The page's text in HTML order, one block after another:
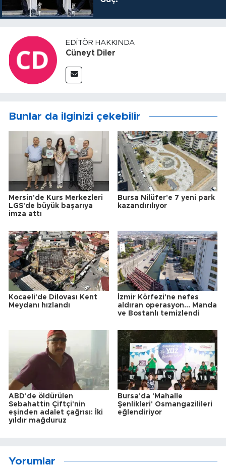
EDITÖR HAKKINDA
Cüneyt Diler
Bunlar da ilginizi çekebilir
Mersin'de Kurs Merkezleri
LGS'de büyük başarıya
imza attı
Bursa Nilüfer'e 7 yeni park
kazandırılıyor
Kocaeli'de Dilovası Kent
Meydanı hızlandı
İzmir Körfezi'ne nefes
aldıran operasyon... Manda
ve Bostanlı temizlendi
ABD'de öldürülen
Sebahattin Çiftçi'nin
eşinden adalet çağrısı: İki
yıldır mağduruz
Bursa'da 'Mahalle
Şenlikleri' Osmangazilileri
eğlendiriyor
Yorumlar